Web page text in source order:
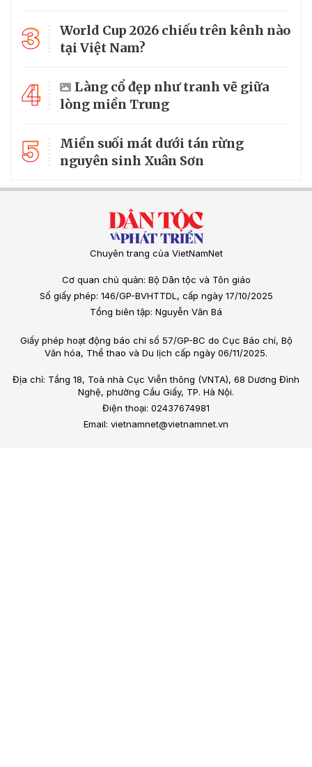
3
World Cup 2026 chiếu trên kênh nào
tại Việt Nam?
4
Làng cổ đẹp như tranh vẽ giữa
lòng miền Trung
5
Miền suối mát dưới tán rừng
nguyên sinh Xuân Sơn
Chuyên trang của VietNamNet
Cơ quan chủ quản: Bộ Dân tộc và Tôn giáo
Số giấy phép: 146/GP-BVHTTDL, cấp ngày 17/10/2025
Tổng biên tập: Nguyễn Văn Bá
Giấy phép hoạt động báo chí số 57/GP-BC do Cục Báo chí, Bộ
Văn hóa, Thể thao và Du lịch cấp ngày 06/11/2025.
Địa chỉ: Tầng 18, Toà nhà Cục Viễn thông (VNTA), 68 Dương Đình
Nghệ, phường Cầu Giấy, TP. Hà Nội.
Điện thoại: 02437674981
Email: vietnamnet@vietnamnet.vn